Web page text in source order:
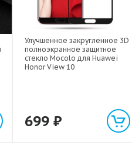
Улучшенное закругленное 3D
полноэкранное защитное
стекло Mocolo для Huawei
Honor View 10
699 ₽